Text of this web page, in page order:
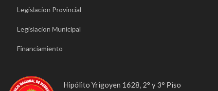
Legislacion Provincial
Legislacion Municipal
Financiamiento
Hipólito Yrigoyen 1628, 2° y 3° Piso